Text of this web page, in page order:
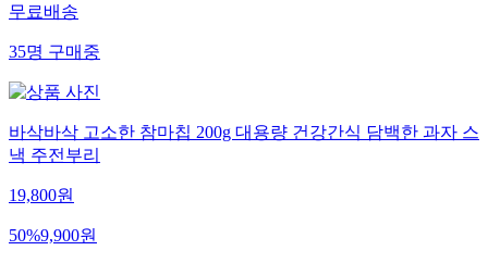
무료배송
35명 구매중
바삭바삭 고소한 참마칩 200g 대용량 건강간식 담백한 과자 스
낵 주전부리
19,800원
50%9,900원